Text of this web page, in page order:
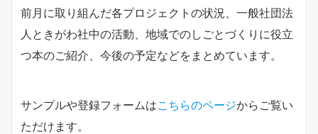
前月に取り組んだ各プロジェクトの状況、一般社団法
人ときがわ社中の活動、地域でのしごとづくりに役立
つ本のご紹介、今後の予定などをまとめています。
サンプルや登録フォームはこちらのページからご覧い
ただけます。